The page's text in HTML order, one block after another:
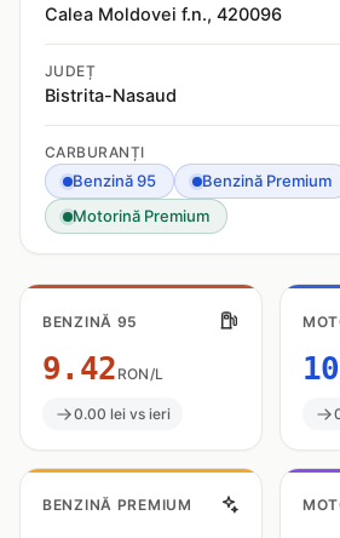
Calea Moldovei f.n., 420096
JUDEȚ
Bistrita-Nasaud
CARBURANȚI
Benzină 95 Benzină Premium
Motorină Premium
BENZINĂ 95
9.42 RON/L
0.00 lei vs ieri
BENZINĂ PREMIUM